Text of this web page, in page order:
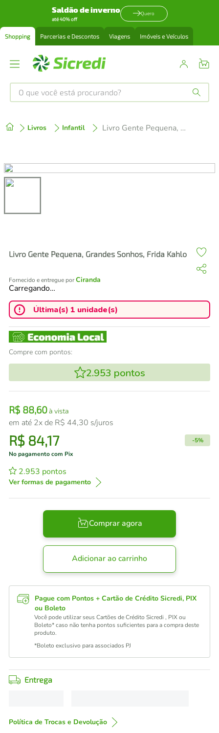
Saldão de inverno
até 40% off
Quero
Shopping Parcerias e Descontos Viagens Imóveis e Veículos
O que você está procurando?
Livros Infantil Livro Gente Pequena, Grandes Sonhos, Frida Kahlo
Livro Gente Pequena, Grandes Sonhos, Frida Kahlo
Fornecido e entregue porCiranda
Carregando…
Última(s) 1 unidade(s)
Compre com pontos:
2.953 pontos
R$ 88,60à vista
em até 2x de R$ 44,30 s/juros
R$ 84,17 -5%
No pagamento com Pix
2.953 pontos
Ver formas de pagamento
Comprar agora
Adicionar ao carrinho
Pague com Pontos + Cartão de Crédito Sicredi, PIX
ou Boleto
Você pode utilizar seus Cartões de Crédito Sicredi , PIX ou
Boleto* caso não tenha pontos suficientes para a compra deste
produto.
*Boleto exclusivo para associados PJ
Entrega
Política de Trocas e Devolução
2º cafeteira